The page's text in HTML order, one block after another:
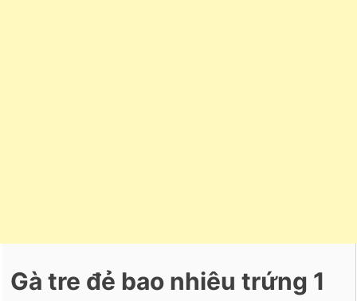
Gà tre đẻ bao nhiêu trứng 1